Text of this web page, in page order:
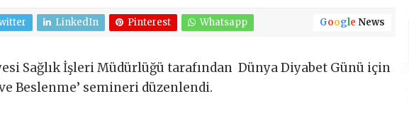
LinkedIn Pinterest Whatsapp Google News
Sağlık İşleri Müdürlüğü tarafından Dünya Diyabet Günü için
ve Beslenme’ semineri düzenlendi.